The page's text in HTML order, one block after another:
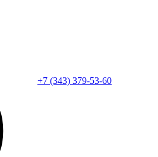
+7 (343) 379-53-60